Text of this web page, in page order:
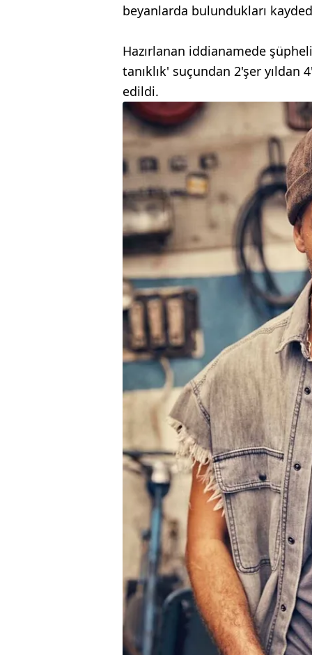
beyanlarda bulundukları
Hazırlanan iddianamede
tanıklık' suçundan 2'şer yıldan
edildi.